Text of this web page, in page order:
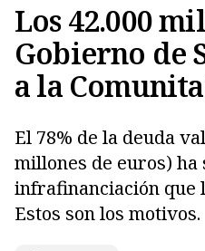
Los 42.000
Gobierno de
a la
El 78% de la deuda
millones de euros)
infrafinanciación que
Estos son los motivos.